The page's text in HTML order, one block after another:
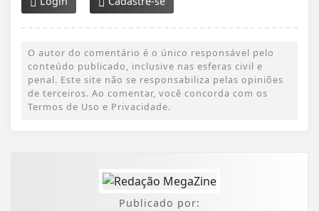
O autor do comentário é o único responsável pelo
conteúdo publicado, inclusive nas esferas civil e
penal. Este site não se responsabiliza pelas opiniões
de terceiros. Ao comentar, você concorda com os
Termos de Uso e Privacidade.
Publicado por: